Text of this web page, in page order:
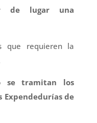
de lugar una
que requieren la
se tramitan los
Expendedurías de